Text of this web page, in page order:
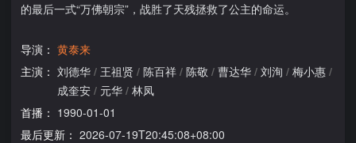
的最后一式“万佛朝宗”，战胜了天残拯救了公主的命运。
导演： 黄泰来
主演： 刘德华 / 王祖贤 / 陈百祥 / 陈敬 / 曹达华 / 刘洵 / 梅小惠 /
成奎安 / 元华 / 林凤
首播： 1990-01-01
最后更新： 2026-07-19T20:45:08+08:00